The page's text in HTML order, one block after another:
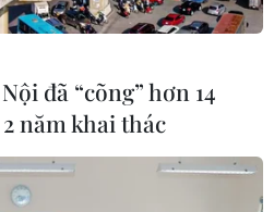
đã “cõng” hơn 14
năm khai thác